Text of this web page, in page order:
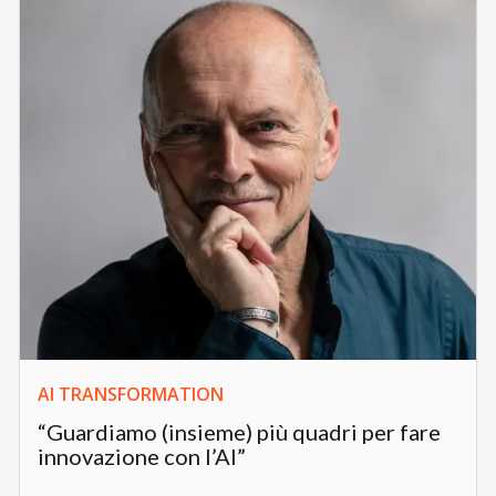
AI TRANSFORMATION
“Guardiamo (insieme) più quadri per fare
innovazione con l’AI”